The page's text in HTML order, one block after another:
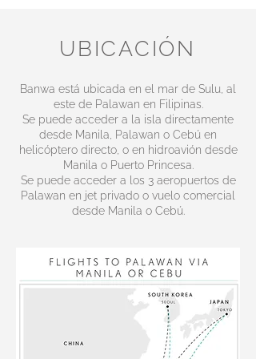
UBICACIÓN
Banwa está ubicada en el mar de Sulu, al
este de Palawan en Filipinas.
Se puede acceder a la isla directamente
desde Manila, Palawan o Cebú en
helicóptero directo, o en hidroavión desde
Manila o Puerto Princesa.
Se puede acceder a los 3 aeropuertos de
Palawan en jet privado o vuelo comercial
desde Manila o Cebú.